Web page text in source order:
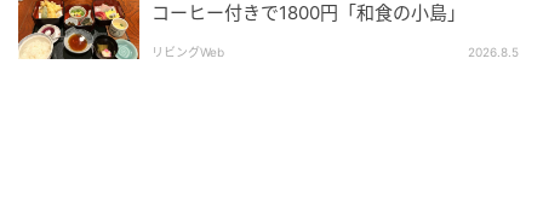
万座温泉の最大の特徴は、日本一ともいわれる高濃度
の硫黄泉。泉質は酸性硫黄泉で、1日あたり540万ℓと
コーヒー付きで1800円「和食の小島」
リビングWeb 2026.8.5